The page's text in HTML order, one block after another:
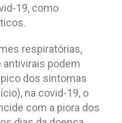
19, como
respiratórias,
antivirais podem
dos sintomas
na covid-19, o
com a piora dos